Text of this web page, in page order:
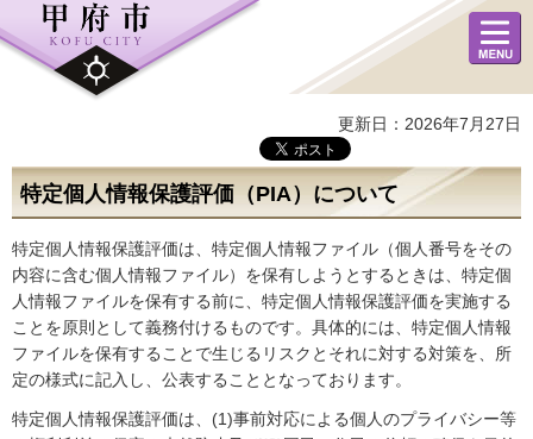
メニュ
ー
更新日：2026年7月27日
特定個人情報保護評価（PIA）について
特定個人情報保護評価は、特定個人情報ファイル（個人番号をその
内容に含む個人情報ファイル）を保有しようとするときは、特定個
人情報ファイルを保有する前に、特定個人情報保護評価を実施する
ことを原則として義務付けるものです。具体的には、特定個人情報
ファイルを保有することで生じるリスクとそれに対する対策を、所
定の様式に記入し、公表することとなっております。
特定個人情報保護評価は、(1)事前対応による個人のプライバシー等